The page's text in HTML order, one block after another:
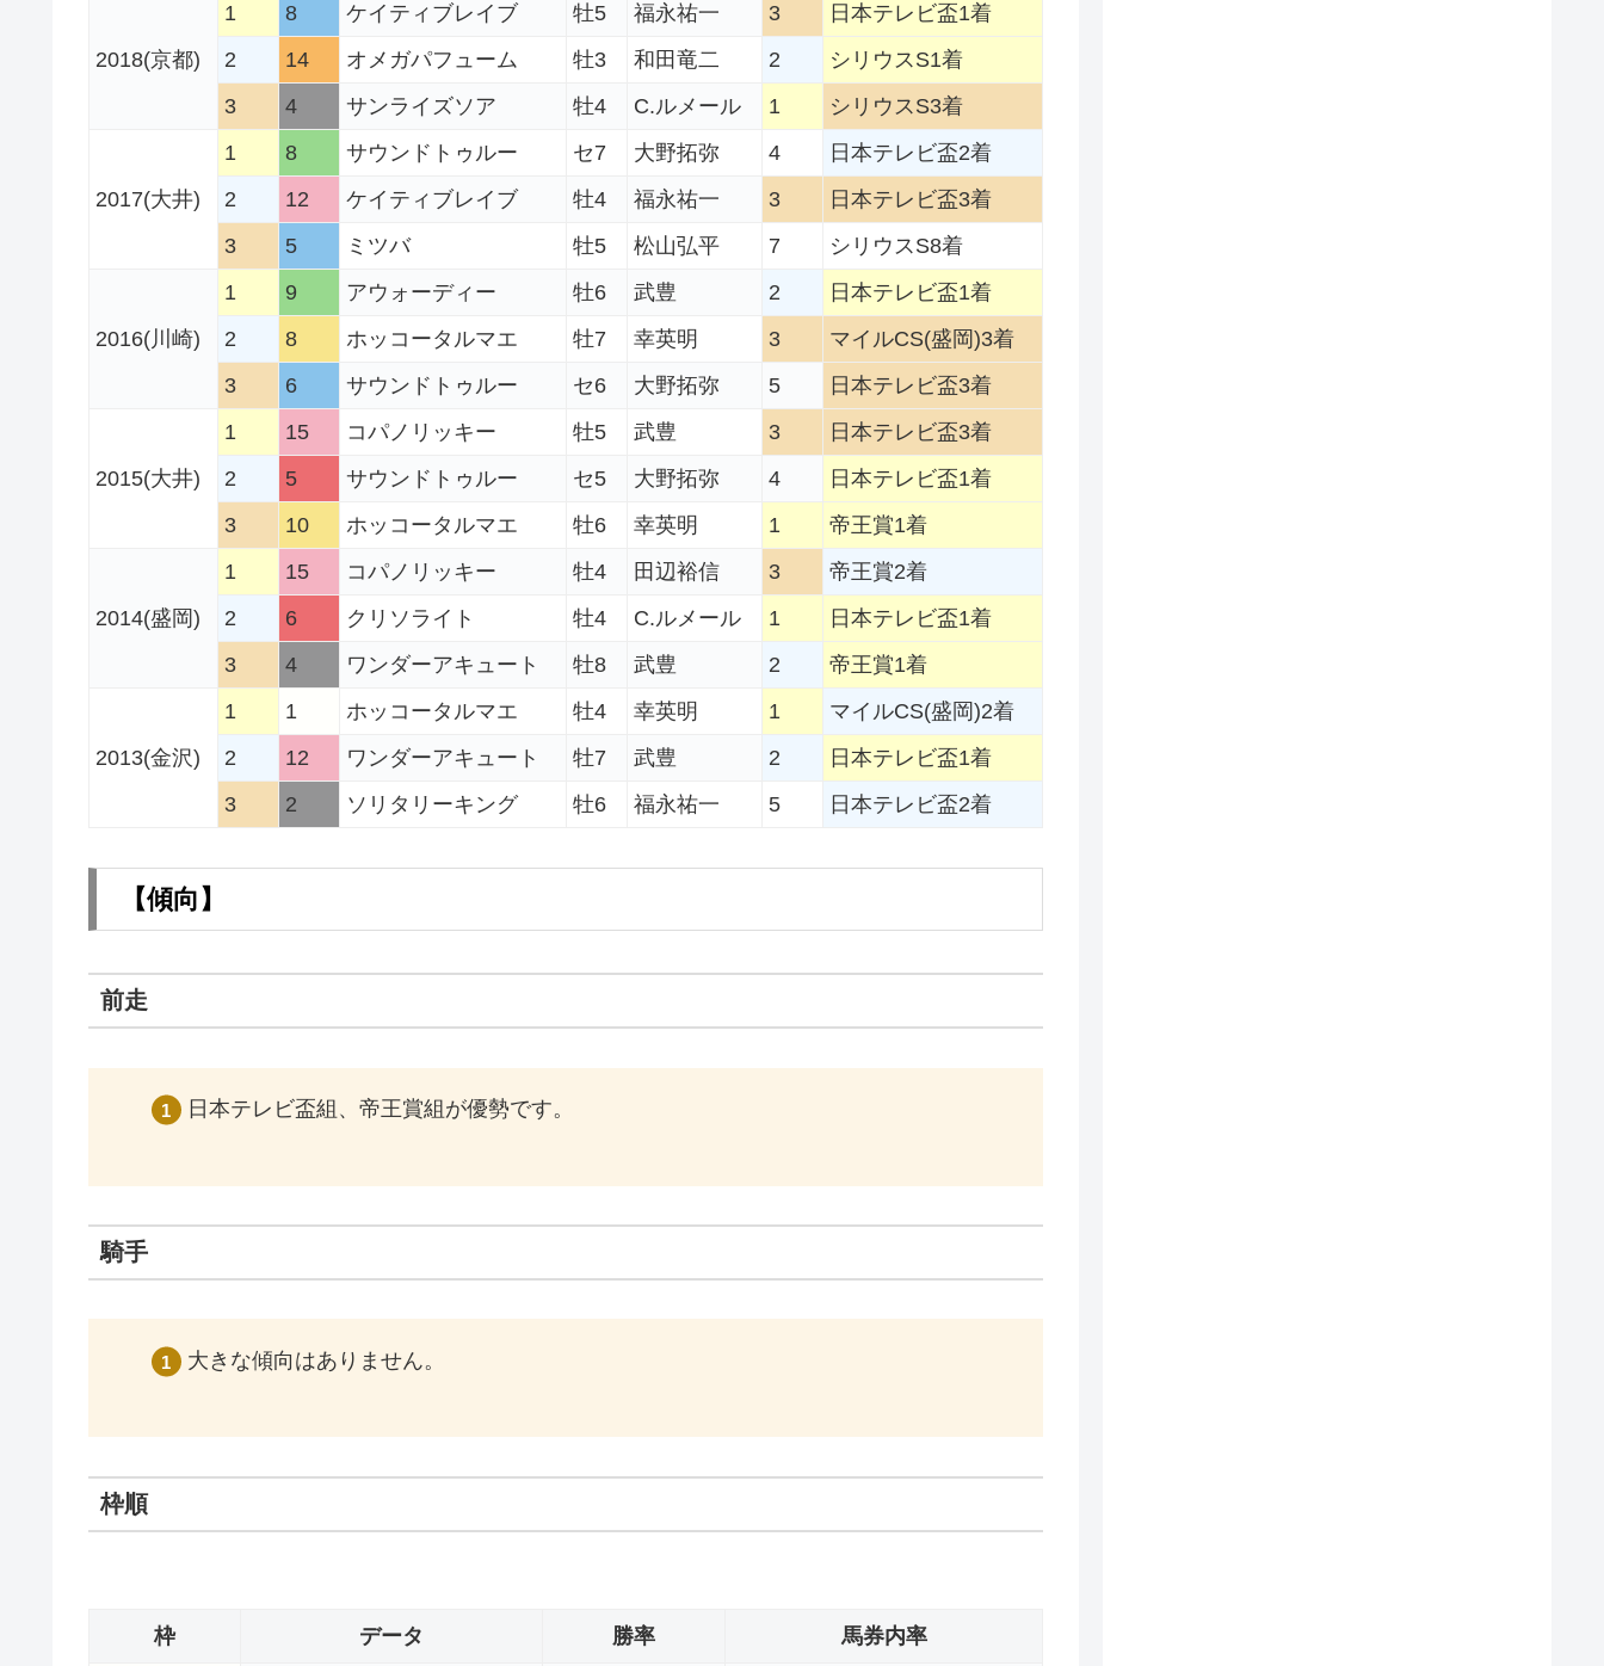
2018(京都)
1 8 ケイティブレイブ 牡5 福永祐一 3
日本テレビ盃1着
2
14 オメガパフューム 牡3 和田竜二 2
シリウスS1着
3
4 サンライズソア 牡4 C.ルメール 1 シリウスS3着
2017(大井)
1 8 サウンドトゥルー セ7 大野拓弥 4
日本テレビ盃2着
2
12 ケイティブレイブ 牡4 福永祐一 3
日本テレビ盃3着
3
5 ミツバ 牡5 松山弘平 7 シリウスS8着
2016(川崎)
1 9 アウォーディー 牡6 武豊 2
日本テレビ盃1着
2
8 ホッコータルマエ 牡7 幸英明 3
マイルCS(盛岡)3着
3
6 サウンドトゥルー セ6 大野拓弥 5 日本テレビ盃3着
2015(大井)
1 15 コパノリッキー 牡5 武豊 3
日本テレビ盃3着
2
5 サウンドトゥルー セ5 大野拓弥 4
日本テレビ盃1着
3
10 ホッコータルマエ 牡6 幸英明 1 帝王賞1着
2014(盛岡)
1 15 コパノリッキー 牡4 田辺裕信 3
帝王賞2着
2
6 クリソライト 牡4 C.ルメール 1
日本テレビ盃1着
3
4 ワンダーアキュート 牡8 武豊 2 帝王賞1着
2013(金沢)
1 1 ホッコータルマエ 牡4 幸英明 1
マイルCS(盛岡)2着
2
12 ワンダーアキュート 牡7 武豊 2
日本テレビ盃1着
3
2 ソリタリーキング 牡6 福永祐一 5 日本テレビ盃2着
【傾向 】
前走
日本テレビ盃組、帝王賞組が優勢です。
騎手
大きな傾向はありません。
枠順
枠 データ 勝率 馬券内率